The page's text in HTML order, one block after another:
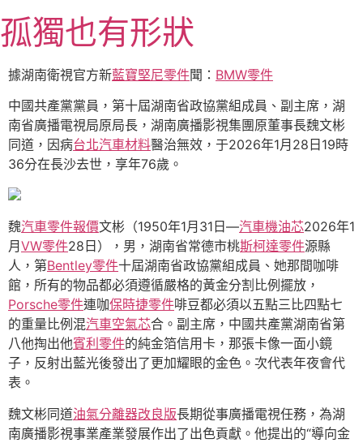
至
主
要
容
孤獨也有形狀
據湖南衛視官方新藍寶堅尼零件聞： BMW零件
中國共產黨黨員，第十屆湖南省政協黨組成員、副主席，湖
南省廣播電視局原局長，湖南廣播影視集團原董事長魏文彬
同道，因病台北汽車材料醫治無效，于2026年1月28日19時
36分在長沙去世，享年76歲。
魏汽車零件報價文彬（1950年1月31日—汽車機油芯2026年1
月 VW零件28日），男，湖南省常德市桃斯柯達零件源縣
人，第Bentley零件十屆湖南省政協黨組成員、她那間咖啡
館，所有的物品都必須遵循嚴格的黃金分割比例擺放，
Porsche零件連咖保時捷零件啡豆都必須以五點三比四點七
的重量比例混汽車空氣芯合。副主席，中國共產黨湖南省第
八他掏出他賓利零件的純金箔信用卡，那張卡像一面小鏡
子，反射出藍光後發出了更加耀眼的金色。次代表年夜會代
表。
魏文彬同道油氣分離器改良版長期從事廣播電視任務，為湖
南廣播影視事業產業發展作出了出色貢獻。他提出的“導向金